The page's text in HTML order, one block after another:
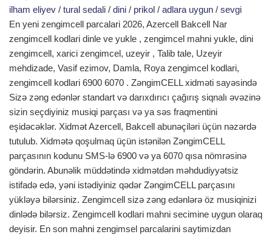
ilham eliyev / tural sedali / dini / prikol / adlara uygun / sevgi
En yeni zengimcell parcalari 2026, Azercell Bakcell Nar
zengimcell kodlari dinle ve yukle , zengimcel mahni yukle, dini
zengimcell, xarici zengimcel, uzeyir , Talib tale, Uzeyir
mehdizade, Vasif ezimov, Damla, Roya zengimcel kodlari,
zengimcell kodlari 6900 6070 . ZəngimCELL xidməti sayəsində
Sizə zəng edənlər standart və darıxdırıcı çağırış siqnalı əvəzinə
sizin seçdiyiniz musiqi parçası və ya səs fraqmentini
eşidəcəklər. Xidmət Azercell, Bakcell abunəçiləri üçün nəzərdə
tutulub. Xidmətə qoşulmaq üçün istənilən ZəngimCELL
parçasının kodunu SMS-lə 6900 və ya 6070 qısa nömrəsinə
göndərin. Abunəlik müddətində xidmətdən məhdudiyyətsiz
istifadə edə, yəni istədiyiniz qədər ZəngimCELL parçasını
yükləyə bilərsiniz. Zengimcell sizə zəng edənlərə öz musiqinizi
dinlədə bilərsiz. Zengimcell kodlari mahni secimine uygun olaraq
deyisir. En son mahni zengimsel parcalarini saytimizdan